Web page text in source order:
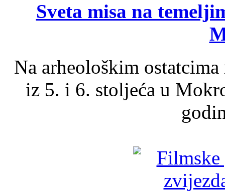
Sveta misa na
Na arheološkim
iz 5. i 6. stoljeća u